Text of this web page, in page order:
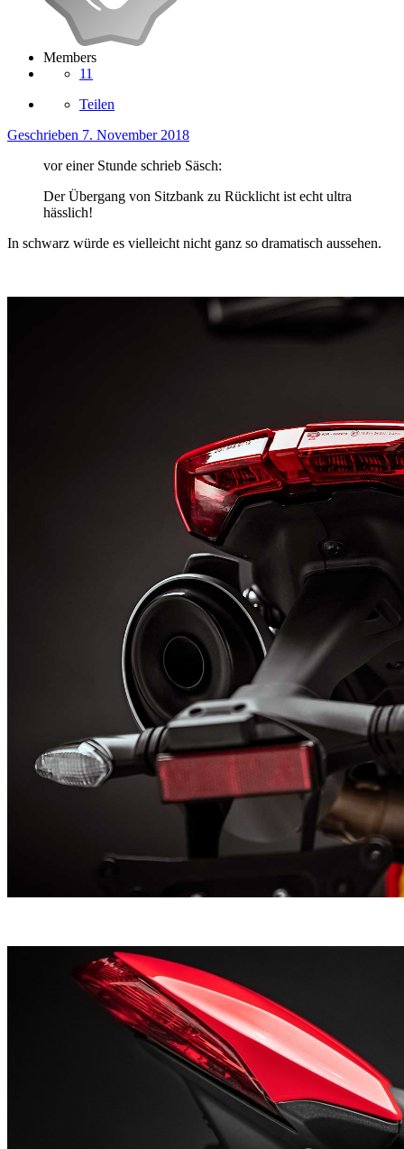
Members
11
Teilen
Geschrieben 7. November 2018
vor einer Stunde schrieb Säsch:
Der Übergang von Sitzbank zu Rücklicht ist echt ultra
hässlich!
In schwarz würde es vielleicht nicht ganz so dramatisch aussehen.